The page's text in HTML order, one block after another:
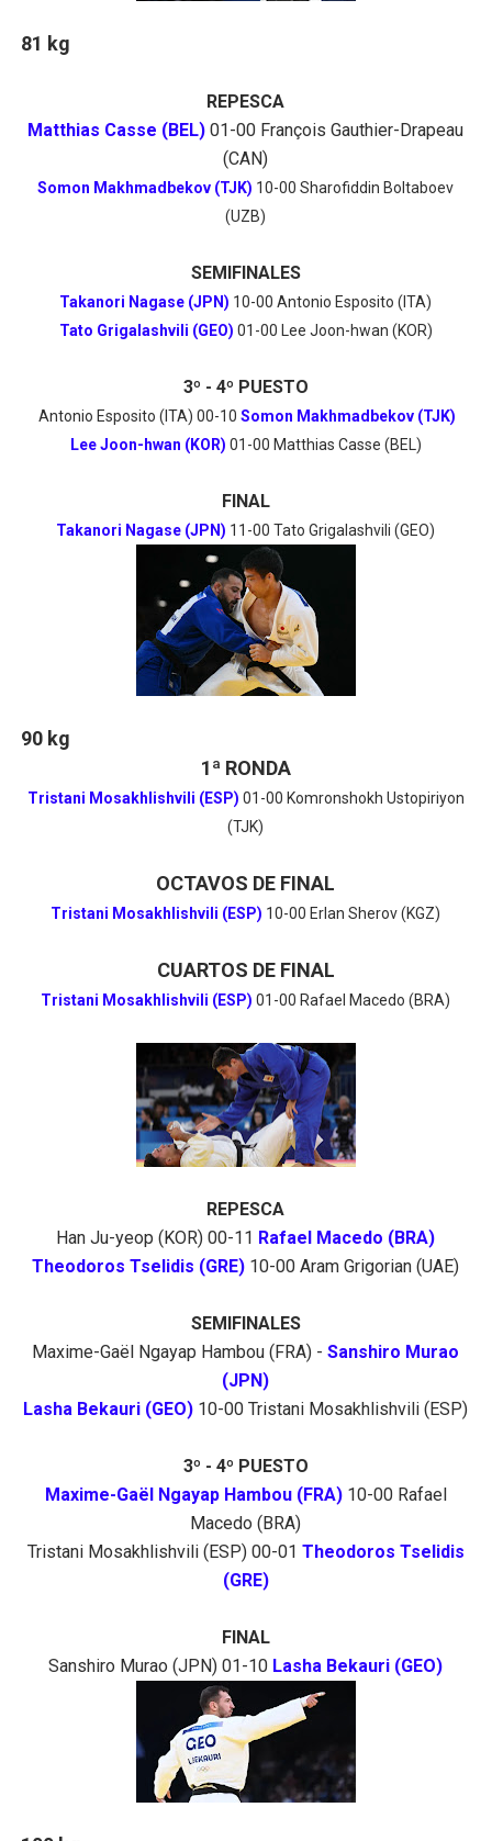
81 kg
REPESCA
Matthias Casse (BEL) 01-00 François Gauthier-Drapeau
(CAN)
Somon Makhmadbekov (TJK) 10-00 Sharofiddin Boltaboev
(UZB)
SEMIFINALES
Takanori Nagase (JPN) 10-00 Antonio Esposito (ITA)
Tato Grigalashvili (GEO) 01-00 Lee Joon-hwan (KOR)
3º - 4º PUESTO
Antonio Esposito (ITA) 00-10Somon Makhmadbekov (TJK)
Lee Joon-hwan (KOR) 01-00 Matthias Casse (BEL)
FINAL
Takanori Nagase (JPN) 11-00 Tato Grigalashvili (GEO)
90 kg
1ª RONDA
Tristani Mosakhlishvili (ESP) 01-00 Komronshokh Ustopiriyon
(TJK)
OCTAVOS DE FINAL
Tristani Mosakhlishvili (ESP) 10-00 Erlan Sherov (KGZ)
CUARTOS DE FINAL
Tristani Mosakhlishvili (ESP) 01-00 Rafael Macedo (BRA)
REPESCA
Han Ju-yeop (KOR) 00-11 Rafael Macedo (BRA)
Theodoros Tselidis (GRE) 10-00 Aram Grigorian (UAE)
SEMIFINALES
Maxime-Gaël Ngayap Hambou (FRA) -Sanshiro Murao
(JPN)
Lasha Bekauri (GEO) 10-00 Tristani Mosakhlishvili (ESP)
3º - 4º PUESTO
Maxime-Gaël Ngayap Hambou (FRA)10-00 Rafael
Macedo (BRA)
Tristani Mosakhlishvili (ESP) 00-01 Theodoros Tselidis
(GRE)
FINAL
Sanshiro Murao (JPN) 01-10 Lasha Bekauri (GEO)